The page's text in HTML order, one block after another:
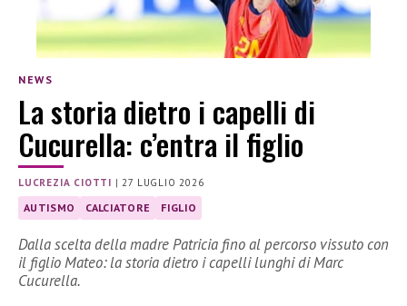
NEWS
La storia dietro i capelli di
Cucurella: c’entra il figlio
LUCREZIA CIOTTI | 27 LUGLIO 2026
AUTISMO CALCIATORE FIGLIO
Dalla scelta della madre Patricia fino al percorso vissuto con
il figlio Mateo: la storia dietro i capelli lunghi di Marc
Cucurella.